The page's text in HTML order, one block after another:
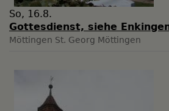
So, 16.8.
Gottesdienst, siehe
Möttingen St. Georg Möttingen